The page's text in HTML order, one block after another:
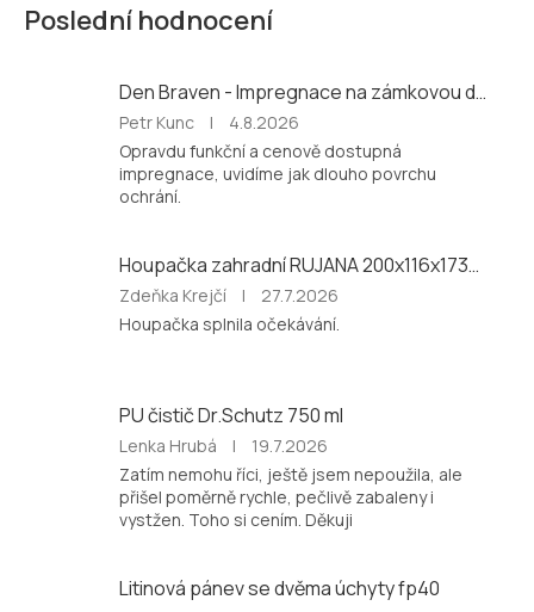
Poslední hodnocení
Den Braven - Impregnace na zámkovou dlažbu a beton 5 litrů
Hodnocení
produktu
je
5
hvězdiček.
Petr Kunc |
4.8.2026
Opravdu funkční a cenově dostupná
impregnace, uvidíme jak dlouho povrchu
ochrání.
Houpačka zahradní RUJANA 200x116x173cm se stolkem
Hodnocení
produktu
5
hvězdiček.
Zdeňka Krejčí |
27.7.2026
Houpačka splnila očekávání.
PU čistič Dr.Schutz 750 ml
Hodnocení
produktu
je
5
hvězdiček.
Lenka Hrubá |
19.7.2026
Zatím nemohu říci, ještě jsem nepoužila, ale
přišel poměrně rychle, pečlivě zabaleny i
vystžen. Toho si cením. Děkuji
Litinová pánev se dvěma úchyty fp40